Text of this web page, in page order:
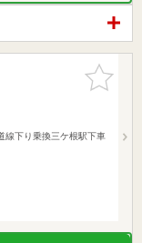
お気に入
りに追加
線下り乗換三ケ根駅下車